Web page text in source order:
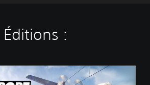
Éditions :